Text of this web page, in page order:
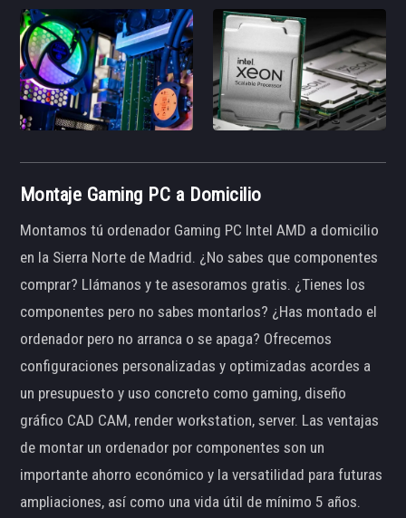
Montaje Gaming PC a Domicilio
Montamos tú ordenador Gaming PC Intel AMD a domicilio
en la Sierra Norte de Madrid. ¿No sabes que componentes
comprar? Llámanos y te asesoramos gratis. ¿Tienes los
componentes pero no sabes montarlos? ¿Has montado el
ordenador pero no arranca o se apaga? Ofrecemos
configuraciones personalizadas y optimizadas acordes a
un presupuesto y uso concreto como gaming, diseño
gráfico CAD CAM, render workstation, server. Las ventajas
de montar un ordenador por componentes son un
importante ahorro económico y la versatilidad para futuras
ampliaciones, así como una vida útil de mínimo 5 años.